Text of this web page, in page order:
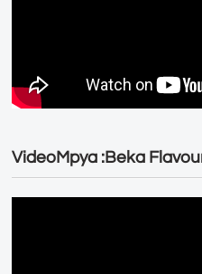
VideoMpya :Beka